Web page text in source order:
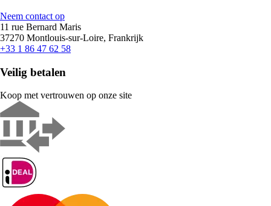
Neem contact op
11 rue Bernard Maris
37270 Montlouis-sur-Loire, Frankrijk
+33 1 86 47 62 58
Veilig betalen
Koop met vertrouwen op onze site